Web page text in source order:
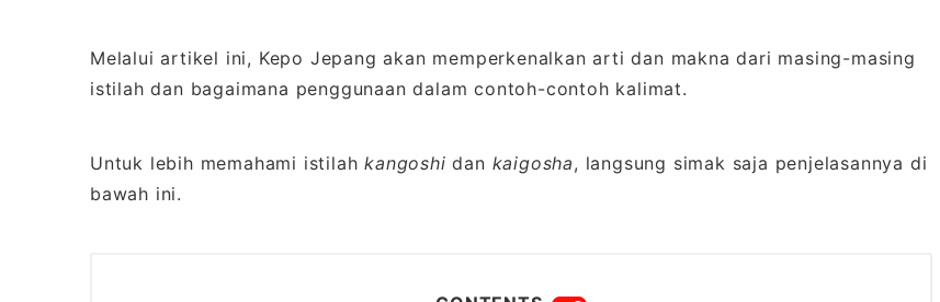
Melalui artikel ini, Kepo Jepang akan memperkenalkan arti dan makna dari masing-masing
istilah dan bagaimana penggunaan dalam contoh-contoh kalimat.
Untuk lebih memahami istilahkangoshi dan kaigosha, langsung simak saja penjelasannya di
bawah ini.